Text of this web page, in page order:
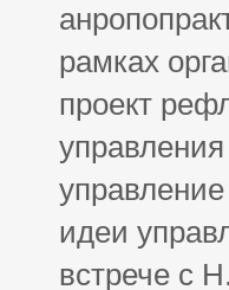
рамках
проект
идеи
встрече с